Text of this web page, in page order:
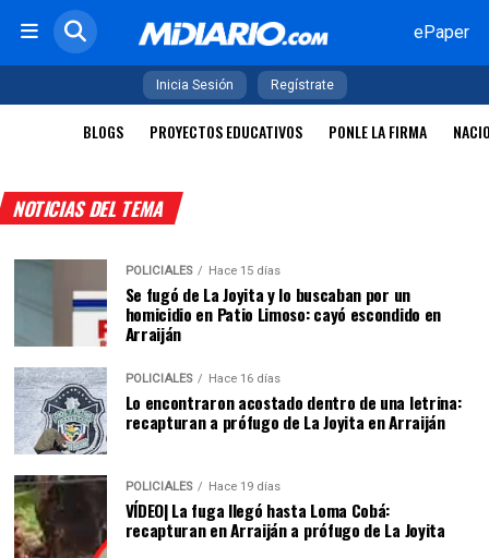
ePaper
Inicia Sesión Regístrate
BLOGS PROYECTOS EDUCATIVOS PONLE LA FIRMA
NOTICIAS DEL TEMA
POLICIALES Hace 15 días
Se fugó de La Joyita y lo buscaban por un
homicidio en Patio Limoso: cayó escondido en
Arraiján
POLICIALES Hace 16 días
Lo encontraron acostado dentro de una letrina:
recapturan a prófugo de La Joyita en Arraiján
POLICIALES Hace 19 días
VÍDEO| La fuga llegó hasta Loma Cobá:
recapturan en Arraiján a prófugo de La Joyita